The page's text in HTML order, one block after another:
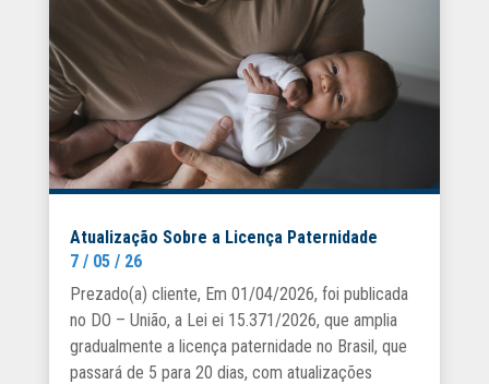
Atualização Sobre a Licença Paternidade
7 / 05 / 26
Prezado(a) cliente, Em 01/04/2026, foi publicada
no DO – União, a Lei ei 15.371/2026, que amplia
gradualmente a licença paternidade no Brasil, que
passará de 5 para 20 dias, com atualizações